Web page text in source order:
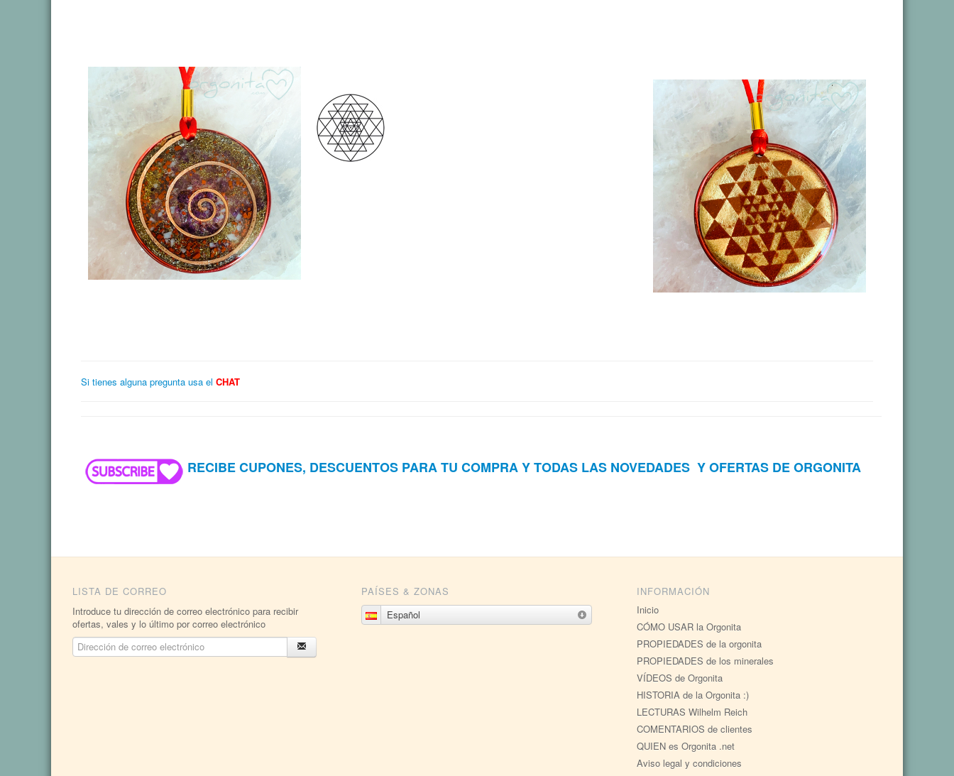
Si tienes alguna pregunta usa el CHAT
RECIBE CUPONES, DESCUENTOS PARA TU COMPRA Y TODAS LAS NOVEDADES Y OFERTAS DE ORGONITA
LISTA DE CORREO
Introduce tu dirección de correo electrónico para recibir
ofertas, vales y lo último por correo electrónico
PAÍSES & ZONAS
Español
INFORMACIÓN
Inicio
CÓMO USAR la Orgonita
PROPIEDADES de la orgonita
PROPIEDADES de los minerales
VÍDEOS de Orgonita
HISTORIA de la Orgonita :)
LECTURAS Wilhelm Reich
COMENTARIOS de clientes
QUIEN es Orgonita .net
Aviso legal y condiciones